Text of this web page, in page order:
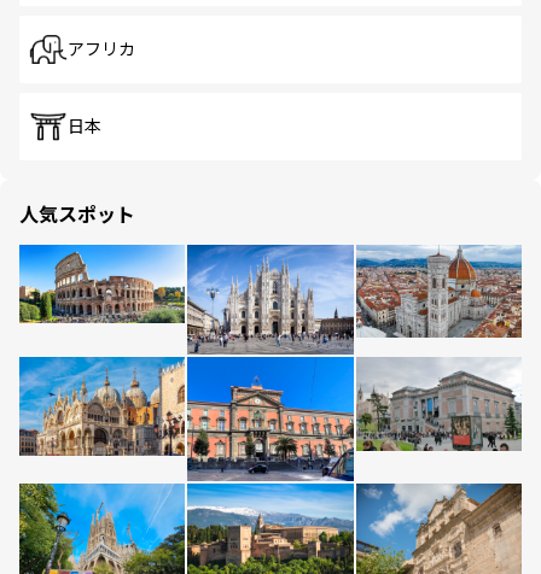
アフリカ
日本
人気スポット